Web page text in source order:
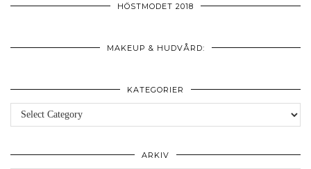
HÖSTMODET 2018
MAKEUP & HUDVÅRD:
KATEGORIER
Kategorier
ARKIV